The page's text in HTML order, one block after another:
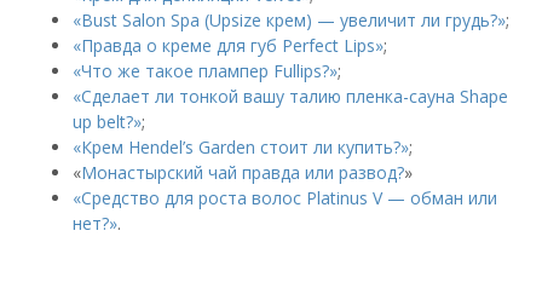
«Bust Salon Spa (Upsize крем) — увеличит ли грудь?»;
«Правда о креме для губ Perfect Lips»;
«Что же такое плампер Fullips?»;
«Сделает ли тонкой вашу талию пленка-сауна Shape
up belt?»;
«Крем Hendel’s Garden стоит ли купить?»;
«Монастырский чай правда или развод?»
«Средство для роста волос Platinus V — обман или
нет?».